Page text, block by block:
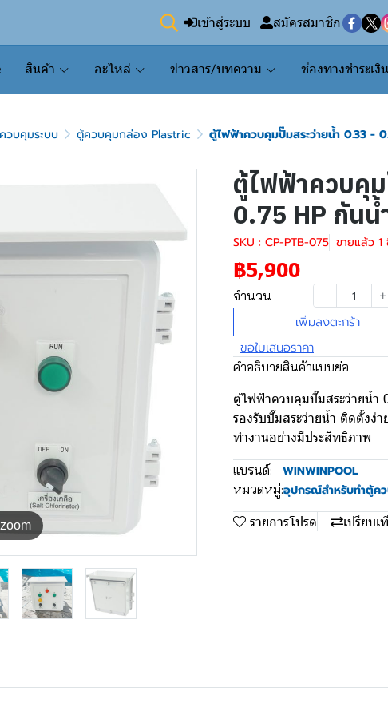
เข้าสู่ระบบ สมัครสมาชิก
สินค้า อะไหล่ ข่าวสาร/บทความ ช่องทางชำระเงิน
วบคุมระบบ ตู้ควบคุมกล่อง Plastric ตู้ไฟฟ้าควบคุมปั๊มสระว่ายน้ำ 0.33 -
ตู้ไฟฟ้าควบคุ
0.75 HP กัน
SKU : CP-PTB-075 ขายแล้ว 1
฿5,900
จำนวน
เพิ่มลงตะกร้า
ขอใบเสนอราคา
คำอธิบายสินค้าแบบย่อ
ตู้ไฟฟ้าควบคุมปั๊มสระว่ายน้
รองรับปั๊มสระว่ายน้ำ ติดตั้งง่
ทำงานอย่างมีประสิทธิภาพ
แบรนด์: WINWINPOOL
หมวดหมู่:อุปกรณ์สำหรับทำตู้ค
รายการโปรด
เปรียบเ